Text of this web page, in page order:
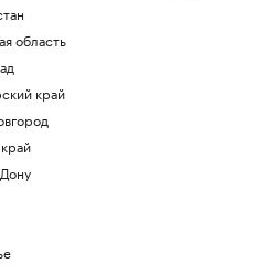
область
край